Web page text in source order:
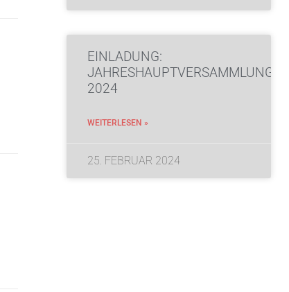
EINLADUNG:
JAHRESHAUPTVERSAMMLUNG
2024
WEITERLESEN »
25. FEBRUAR 2024